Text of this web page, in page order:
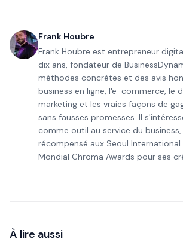
Frank Houbre
Frank Houbre est entrepreneur
dix ans, fondateur de
méthodes concrètes et des avis
business en ligne, l'e-commerce, le
marketing et les vraies façons de
sans fausses promesses. Il
comme outil au service du
récompensé aux Seoul International
Mondial Chroma Awards pour ses
À lire aussi